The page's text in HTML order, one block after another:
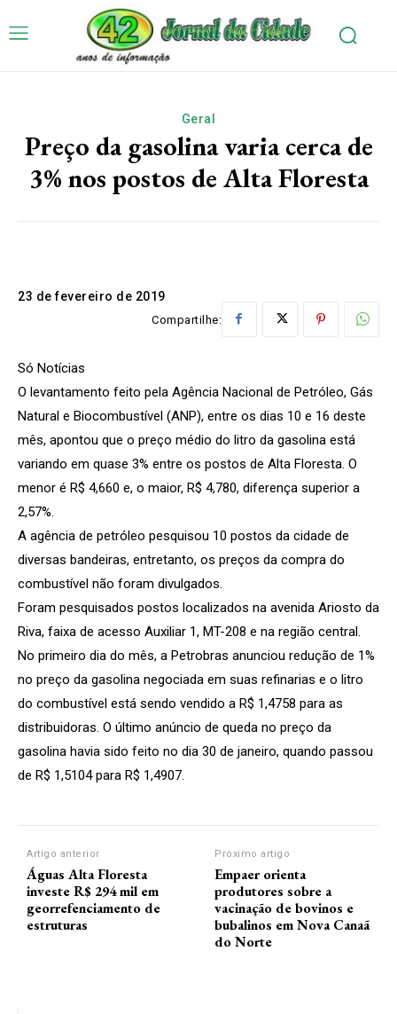
Geral
Preço da gasolina varia cerca de
3% nos postos de Alta Floresta
23 de fevereiro de 2019
Compartilhe:
Só Notícias
O levantamento feito pela Agência Nacional de Petróleo, Gás
Natural e Biocombustível (ANP), entre os dias 10 e 16 deste
mês, apontou que o preço médio do litro da gasolina está
variando em quase 3% entre os postos de Alta Floresta. O
menor é R$ 4,660 e, o maior, R$ 4,780, diferença superior a
2,57%.
A agência de petróleo pesquisou 10 postos da cidade de
diversas bandeiras, entretanto, os preços da compra do
combustível não foram divulgados.
Foram pesquisados postos localizados na avenida Ariosto da
Riva, faixa de acesso Auxiliar 1, MT-208 e na região central.
No primeiro dia do mês, a Petrobras anunciou redução de 1%
no preço da gasolina negociada em suas refinarias e o litro
do combustível está sendo vendido a R$ 1,4758 para as
distribuidoras. O último anúncio de queda no preço da
gasolina havia sido feito no dia 30 de janeiro, quando passou
de R$ 1,5104 para R$ 1,4907.
Artigo anterior
Águas Alta Floresta
investe R$ 294 mil em
georrefenciamento de
estruturas
Próximo artigo
Empaer orienta
produtores sobre a
vacinação de bovinos e
bubalinos em Nova Canaã
do Norte